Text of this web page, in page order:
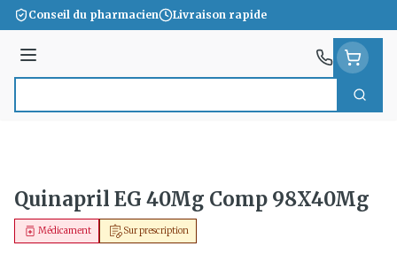
Aller au contenu
Conseil du pharmacien Livraison rapide
Menu
Quinapril EG 40Mg Comp 98X40Mg
Sur prescription
Médicament